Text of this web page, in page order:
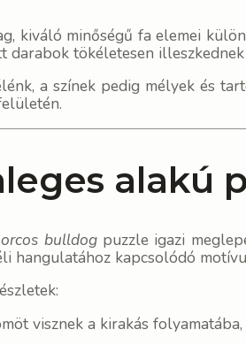
kiváló minőségű fa elemei
darabok tökéletesen
a színek pedig mélyek és
alakú
bulldogpuzzle igazi
hangulatához kapcsolódó
visznek a kirakás folyamatába,